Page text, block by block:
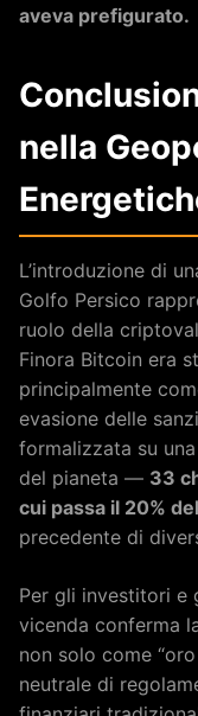
aveva prefigurato.
nella
L’introduzione di
Golfo Persico
ruolo della
Finora Bitcoin era
principalmente
evasione delle
formalizzata su
del pianeta — 33
cui passa il 20%
precedente di
Per gli investitori e
vicenda conferma
non solo come
neutrale di